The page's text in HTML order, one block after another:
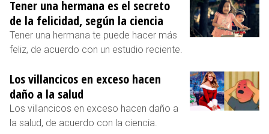
Tener una hermana es el secreto
de la felicidad, según la ciencia
Tener una hermana te puede hacer más
feliz, de acuerdo con un estudio reciente.
Los villancicos en exceso hacen
daño a la salud
Los villancicos en exceso hacen daño a
la salud, de acuerdo con la ciencia.